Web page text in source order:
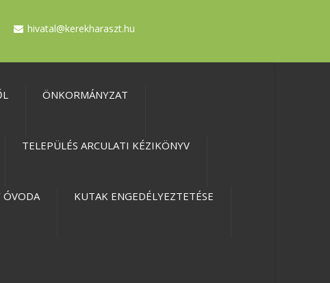
hivatal@kerekharaszt.hu
ÖNKORMÁNYZAT
TELEPÜLÉS ARCULATI KÉZIKÖNYV
ÓVODA KUTAK ENGEDÉLYEZTETÉSE